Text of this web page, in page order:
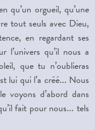
qu’un orgueil, qu’une
tout seuls avec Dieu,
en regardant ses
l’univers qu’il nous a
que tu n’oublieras
lui qui l’a créé... Nous
voyons d’abord dans
fait pour nous... tels